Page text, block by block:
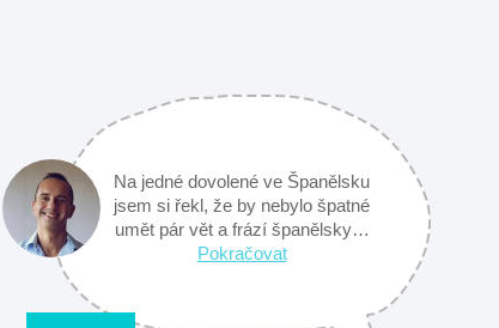
Na jedné dovolené ve Španělsku
jsem si řekl, že by nebylo špatné
umět pár vět a frází španělsky…
Pokračovat